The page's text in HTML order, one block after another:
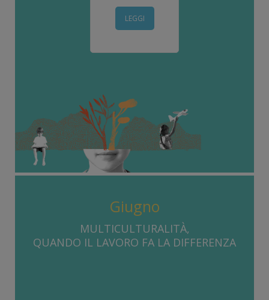
LEGGI
Giugno
MULTICULTURALITÀ,
QUANDO IL LAVORO FA LA DIFFERENZA